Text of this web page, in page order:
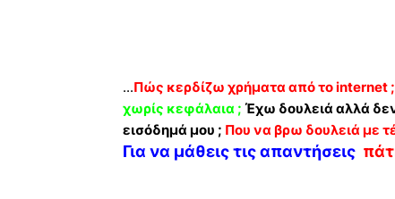
...Πώς κερδίζω χρήματα από το internet ;
χωρίς κεφάλαια ; Έχω δουλειά αλλά
εισόδημά μου ; Που να βρω δουλειά με
Για να μάθεις τις απαντήσεις